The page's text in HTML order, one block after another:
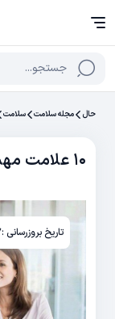
جستجو...
حال مجله سلامت سلامت
۱۰ علامت مهم نياز به روانپزشک
تاریخ بروزرسانی :